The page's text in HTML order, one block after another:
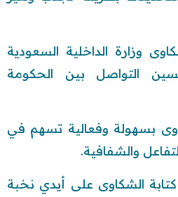
وزارة الداخلية السعودية
التواصل بين الحكومة
بسهولة وفعالية تسهم في
والشفافية.
الشكاوى على أيدي نخبة